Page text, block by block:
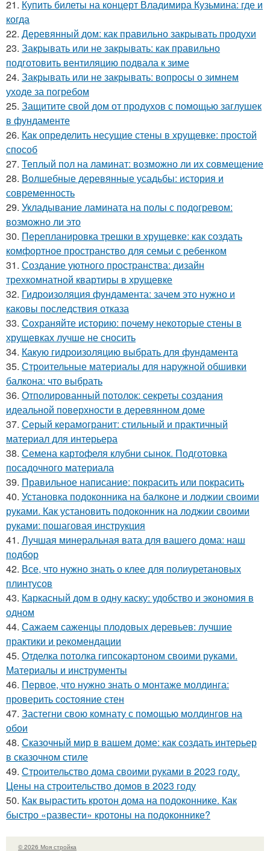
21. Купить билеты на концерт Владимира Кузьмина: где и
когда
22. Деревянный дом: как правильно закрывать продухи
23. Закрывать или не закрывать: как правильно
подготовить вентиляцию подвала к зиме
24. Закрывать или не закрывать: вопросы о зимнем
уходе за погребом
25. Защитите свой дом от продухов с помощью заглушек
в фундаменте
26. Как определить несущие стены в хрущевке: простой
способ
27. Теплый пол на ламинат: возможно ли их совмещение
28. Волшебные деревянные усадьбы: история и
современность
29. Укладывание ламината на полы с подогревом:
возможно ли это
30. Перепланировка трешки в хрущевке: как создать
комфортное пространство для семьи с ребенком
31. Создание уютного пространства: дизайн
трехкомнатной квартиры в хрущевке
32. Гидроизоляция фундамента: зачем это нужно и
каковы последствия отказа
33. Сохраняйте историю: почему некоторые стены в
хрущевках лучше не сносить
34. Какую гидроизоляцию выбрать для фундамента
35. Строительные материалы для наружной обшивки
балкона: что выбрать
36. Отполированный потолок: секреты создания
идеальной поверхности в деревянном доме
37. Серый керамогранит: стильный и практичный
материал для интерьера
38. Семена картофеля клубни сынок. Подготовка
посадочного материала
39. Правильное написание: покрасить или покрасить
40. Установка подоконника на балконе и лоджии своими
руками. Как установить подоконник на лоджии своими
руками: пошаговая инструкция
41. Лучшая минеральная вата для вашего дома: наш
подбор
42. Все, что нужно знать о клее для полиуретановых
плинтусов
43. Каркасный дом в одну каску: удобство и экономия в
одном
44. Сажаем саженцы плодовых деревьев: лучшие
практики и рекомендации
45. Отделка потолка гипсокартоном своими руками.
Материалы и инструменты
46. Первое, что нужно знать о монтаже молдинга:
проверить состояние стен
47. Застегни свою комнату с помощью молдингов на
обои
48. Сказочный мир в вашем доме: как создать интерьер
в сказочном стиле
49. Строительство дома своими руками в 2023 году.
Цены на строительство домов в 2023 году
50. Как вырастить кротон дома на подоконнике. Как
быстро «развести» кротоны на подоконнике?
© 2026 Моя стройка